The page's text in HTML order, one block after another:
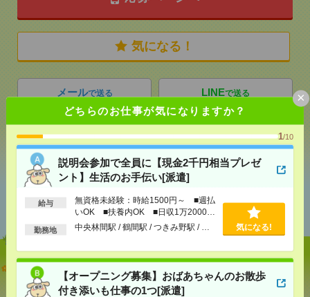
どちらのお仕事が気になりますか？
1/10
説明会参加で全員に【現金2千円相当プレゼ
ント】生活のお手伝い[派遣]
給与
無資格未経験：時給1500円～ ■週払
いOK ■扶養内OK ■日収1万2000円
以上
勤務地 中央林間駅 / 鶴間駅 / つきみ野駅 / … 気になる!
【オープニング募集】おばあちゃんのお散歩
付き添いも仕事の1つ[派遣]
×
気になる！
メールで送る LINEで送る
シェア ツイート ブックマーク
おすすめ
説明会参加で全員に【現金2千円相当プレゼント】生
活のお手伝い[派遣]